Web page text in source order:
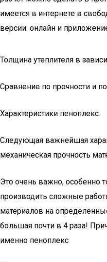
имеется в интернете в
версии: онлайн и
Толщина утеплителя в
Сравнение по прочности и
Характеристики пеноплекс.
Следующая важнейшая
механическая прочность
Это очень важно, особенно
производить сложные
материалов на
большая почти в 4 раза!
именно пеноплекс